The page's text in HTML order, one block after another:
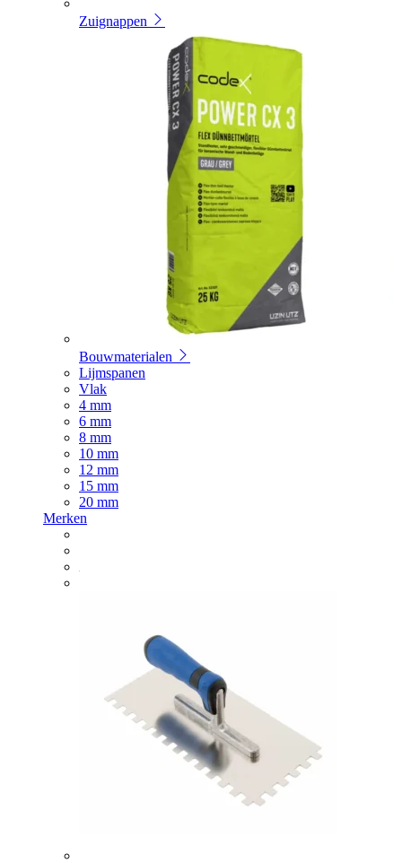
Zuignappen
Bouwmaterialen
Lijmspanen
Vlak
4 mm
6 mm
8 mm
10 mm
12 mm
15 mm
20 mm
Merken